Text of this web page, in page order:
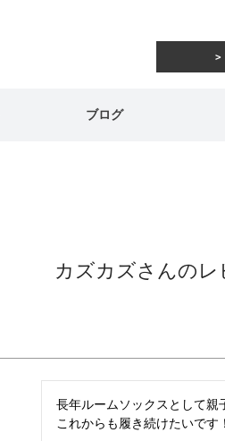
ブログ
カズカズさんのレ
長年ルームソックスとして親
これからも履き続けたいです！